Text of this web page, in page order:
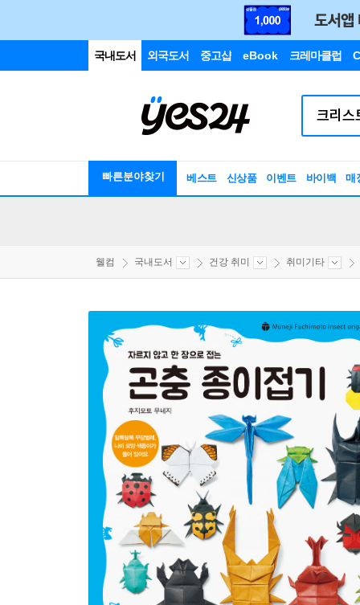
국내도서 외국도서 중고샵 eBook 크레마클럽
빠른분야찾기 베스트 신상품 이벤트 바이백 매
웰컴 국내도서 건강 취미 취미기타